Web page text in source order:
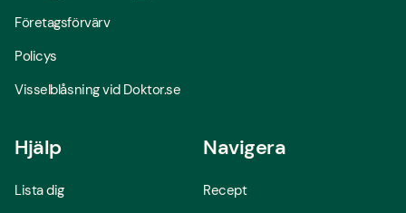
Företagsförvärv
Policys
Visselblåsning vid Doktor.se
Hjälp
Lista dig
Navigera
Recept